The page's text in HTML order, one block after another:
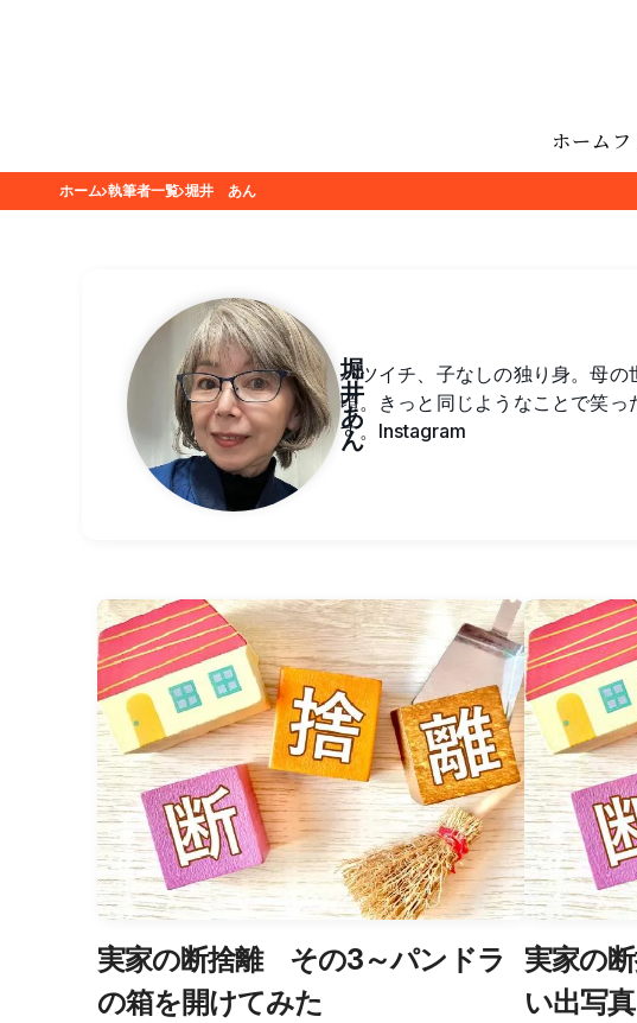
ホーム
ホーム 執筆者一覧 堀井 あん
堀
井
あ
ん
バツイチ、子なしの独り身。母
頃。きっと同じようなことで笑
す。Instagram
実家の断捨離 その3～パンドラ
の箱を開けてみた
実家の
い出写真